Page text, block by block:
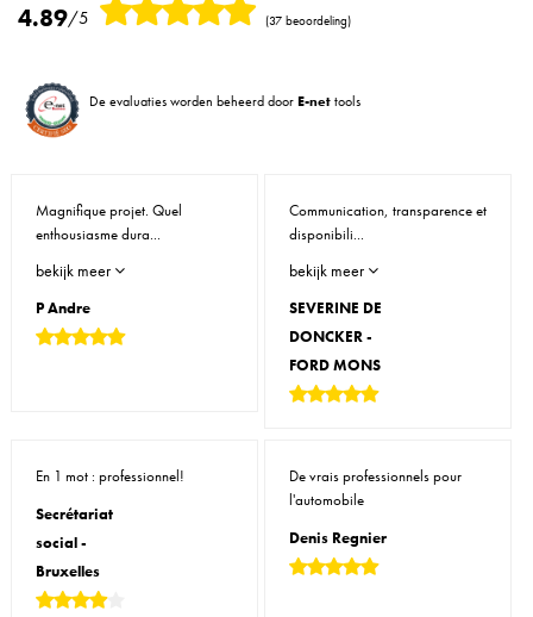
4.89/5 (37 beoordeling)
De evaluaties worden beheerd doorE-nettools
Magnifique projet. Quel
enthousiasme dura...
bekijk meer
P Andre
Communication, transparence et
disponibili...
bekijk meer
SEVERINE DE
DONCKER -
FORD MONS
En 1 mot : professionnel!
Secrétariat
social -
Bruxelles
De vrais professionnels pour
l'automobile
Denis Regnier